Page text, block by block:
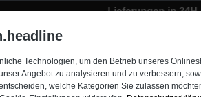
Lieferungen in 24H
Technologien, um den Betrieb unseres
Angebot zu analysieren und zu verbessern,
welche Kategorien Sie zulassen